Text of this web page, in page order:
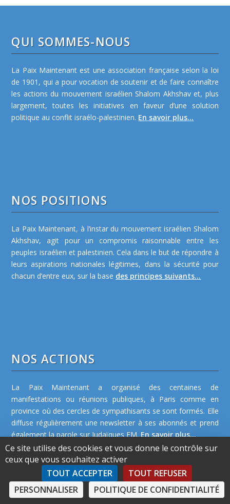
QUI SOMMES-NOUS
La Paix Maintenant est une association française selon la loi
de 1901, qui a pour vocation de soutenir et de faire connaître
les actions du mouvement israélien Shalom Akhshav et, plus
largement, toutes les initiatives en faveur d’une solution
politique au conflit israélo-palestinien. En savoir plus...
NOS POSITIONS
La Paix Maintenant, à l’instar du mouvement israélien Shalom
Akhshav, agit pour un compromis raisonnable entre les
peuples israélien et palestinien. Cela dans le but de répondre à
leurs aspirations nationales légitimes, dans la sécurité pour
chacun d’entre eux, sur la base des principes suivants...
NOS ACTIONS
La Paix Maintenant a organisé des centaines de
manifestations ou réunions publiques, à Paris comme en
province où des cercles de sympathisants se sont formés. Elle
diffuse régulièrement une newsletter à ses abonnés et prend
également la parole sur Judaïques FM.En savoir plus...
©2026 La Paix Maintenant -Plan de site
Ce site utilise des cookies et vous donne le contrôle sur
ceux que vous souhaitez activer
TOUT ACCEPTER
TOUT REFUSER
PERSONNALISER
POLITIQUE DE CONFIDENTIALITÉ